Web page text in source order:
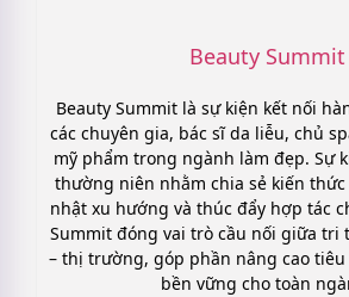
Beauty Summit
Beauty Summit là sự kiện kết nối
các chuyên gia, bác sĩ da liễu, chủ
mỹ phẩm trong ngành làm đẹp. Sự
thường niên nhằm chia sẻ kiến thức
nhật xu hướng và thúc đẩy hợp tác
Summit đóng vai trò cầu nối giữa tri
– thị trường, góp phần nâng cao
bền vững cho toàn